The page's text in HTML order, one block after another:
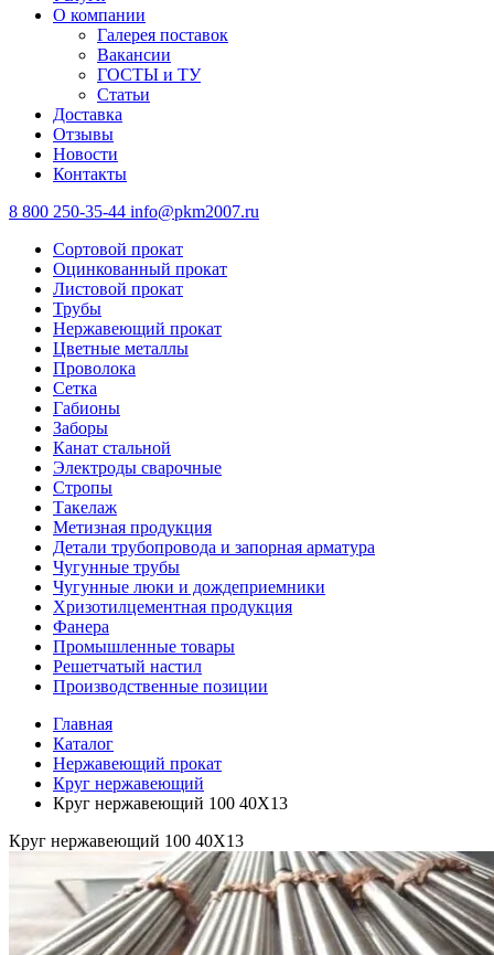
О компании
Галерея поставок
Вакансии
ГОСТЫ и ТУ
Статьи
Доставка
Отзывы
Новости
Контакты
8 800 250-35-44 info@pkm2007.ru
Сортовой прокат
Оцинкованный прокат
Листовой прокат
Трубы
Нержавеющий прокат
Цветные металлы
Проволока
Сетка
Габионы
Заборы
Канат стальной
Электроды сварочные
Стропы
Такелаж
Метизная продукция
Детали трубопровода и запорная арматура
Чугунные трубы
Чугунные люки и дождеприемники
Хризотилцементная продукция
Фанера
Промышленные товары
Решетчатый настил
Производственные позиции
Главная
Каталог
Нержавеющий прокат
Круг нержавеющий
Круг нержавеющий 100 40Х13
Круг нержавеющий 100 40Х13